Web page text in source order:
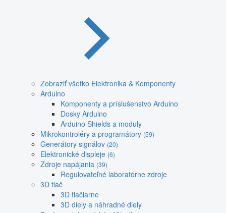
Zobraziť všetko Elektronika & Komponenty
Arduino
Komponenty a príslušenstvo Arduino
Dosky Arduino
Arduino Shields a moduly
Mikrokontroléry a programátory (59)
Generátory signálov (20)
Elektronické displeje (6)
Zdroje napájania (39)
Regulovateľné laboratórne zdroje
3D tlač
3D tlačiarne
3D diely a náhradné diely